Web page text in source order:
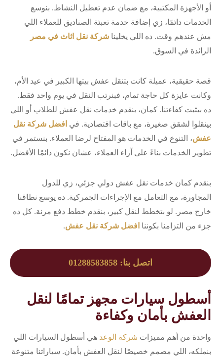
أو الأجهزة المكتبية، مع ضمان عدم تعطيل النشاط. بنوسع
الخدمات دائمًا، زي إضافة خدمة تعبئة الصناديق للعملاء اللي
مش عندهم وقت. ده اللي يخلينا شركة نقل اثاث في مصر
الرائدة في السوق.
قصة حقيقية، عميلة كانت بتنقل عفش بيتها الكبير في عيد الأم،
وكانت عايزة كل حاجة تمام، فبنرتب النقل في يوم واحد فقط.
ده بيثبت كفاءتنا. كمان، بنقدم خدمات نقل عفش للطلاب أو اللي
بينقلوا لشقق صغيرة، مع باقات اقتصادية. في افضل شركة نقل
عفش، التنوع في الخدمات هو المفتاح لرضا العملاء. بنستمر في
تطوير الخدمات بناءً على آراء العملاء، عشان نكون دائمًا الأفضل.
بنقدم كمان خدمات نقل عفش دولي جزئي، زي للدول
المجاورة، مع التعامل مع الإجراءات الجمركية. ده يوسع نطاقنا
خارج مصر. لو بتخطط لنقل كبير، بنقدم خطط دفع مرنة. كل ده
جزء من التزامنا بكوننا افضل شركة نقل عفش.
اتصل بنا: 01288583858
أسطول سيارات مجهز تمامًا لنقل
العفش بأمان وكفاءة
واحدة من أهم مميزات شركة الوعد هي أسطول السيارات اللي
بنملكه، اللي مصمم خصيصًا لنقل العفش بأمان. سياراتنا متنوعة